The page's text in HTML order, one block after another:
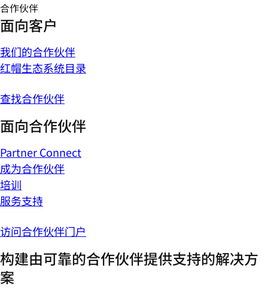
合作伙伴
面向客户
我们的合作伙伴
红帽生态系统目录
查找合作伙伴
面向合作伙伴
Partner Connect
成为合作伙伴
培训
服务支持
访问合作伙伴门户
构建由可靠的合作伙伴提供支持的解决方
案